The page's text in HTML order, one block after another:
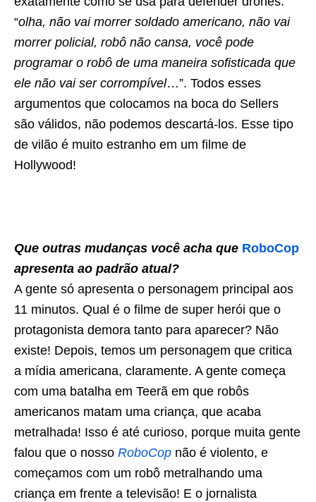
“olha, não vai morrer soldado americano, não vai
morrer policial, robô não cansa, você pode
programar o robô de uma maneira sofisticada que
ele não vai ser corrompível…”. Todos esses
argumentos que colocamos na boca do Sellers
são válidos, não podemos descartá-los. Esse tipo
de vilão é muito estranho em um filme de
Hollywood!
Que outras mudanças você acha que RoboCop
apresenta ao padrão atual?
A gente só apresenta o personagem principal aos
11 minutos. Qual é o filme de super herói que o
protagonista demora tanto para aparecer? Não
existe! Depois, temos um personagem que critica
a mídia americana, claramente. A gente começa
com uma batalha em Teerã em que robôs
americanos matam uma criança, que acaba
metralhada! Isso é até curioso, porque muita gente
falou que o nosso RoboCop não é violento, e
começamos com um robô metralhando uma
criança em frente a televisão! E o jornalista